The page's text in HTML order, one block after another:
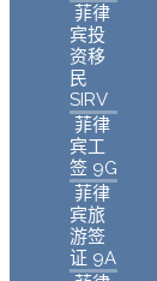
菲律
宾投
资移
民
SIRV
菲律
宾工
签 9G
菲律
宾旅
游签
证 9A